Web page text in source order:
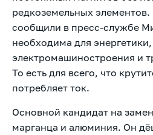
редкоземельных элементов.
сообщили в пресс-службе
необходима для энергетики,
электромашиностроения и
То есть для всего, что
потребляет ток.
Основной кандидат на
марганца и алюминия. Он